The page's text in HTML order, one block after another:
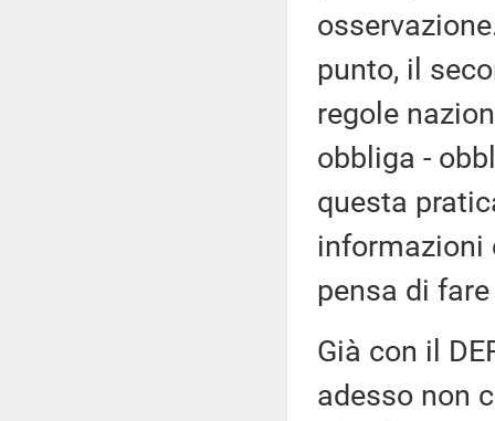
punto, il
regole
obbliga -
questa
informazioni
pensa di
Già con il
adesso non